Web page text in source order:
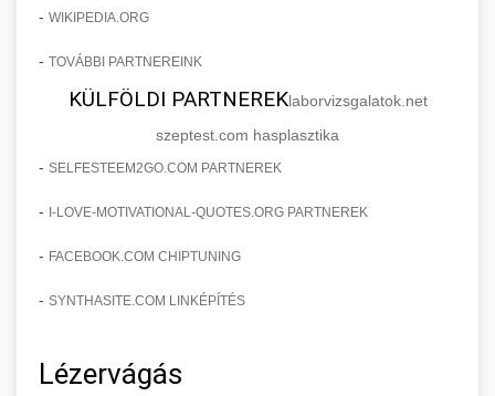
- WIKIPEDIA.ORG
- TOVÁBBI PARTNEREINK
KÜLFÖLDI PARTNEREKlaborvizsgalatok.net
szeptest.com hasplasztika
- SELFESTEEM2GO.COM PARTNEREK
- I-LOVE-MOTIVATIONAL-QUOTES.ORG PARTNEREK
- FACEBOOK.COM CHIPTUNING
- SYNTHASITE.COM LINKÉPÍTÉS
Lézervágás